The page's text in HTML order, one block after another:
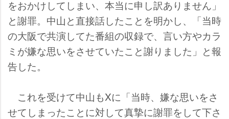
をおかけしてしまい、本当に申し訳ありません」
と謝罪。中山と直接話したことを明かし、「当時
の大阪で共演してた番組の収録で、言い方やカラ
ミが嫌な思いをさせていたこと謝りました」と報
告した。
これを受けて中山もXに「当時、嫌な思いをさ
せてしまったことに対して真摯に謝罪をして下さ